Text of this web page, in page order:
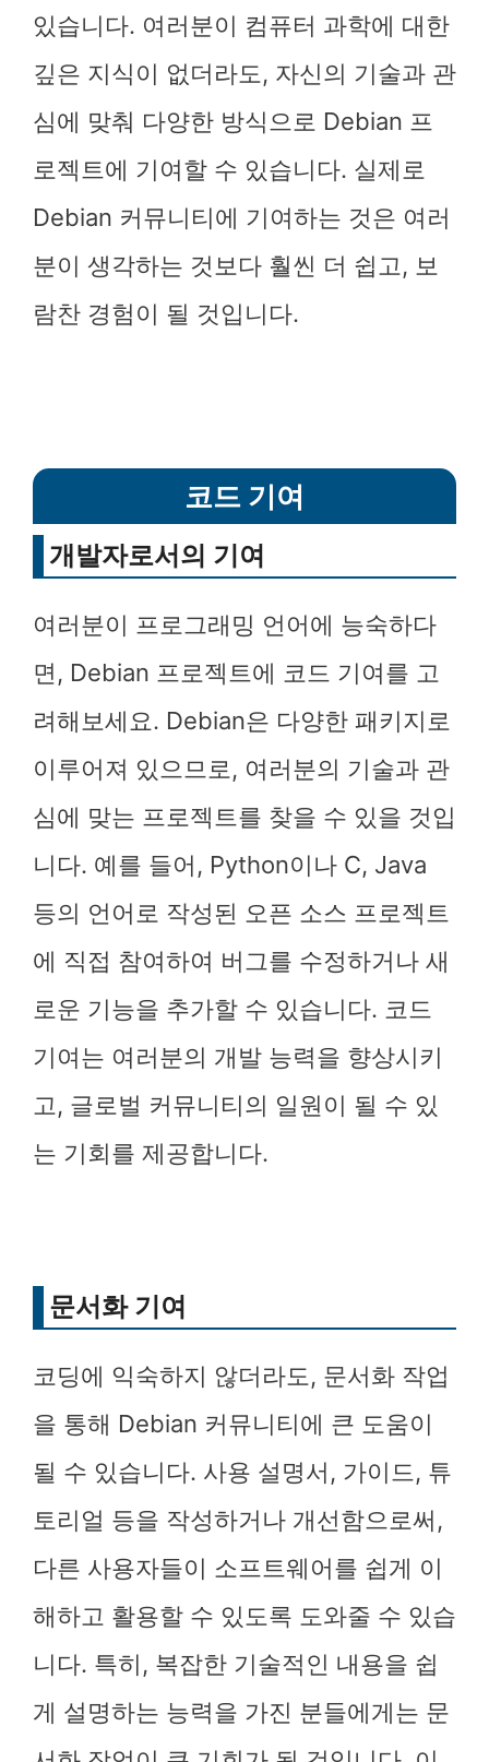
있습니다. 여러분이 컴퓨터 과학에 대한
깊은 지식이 없더라도, 자신의 기술과 관
심에 맞춰 다양한 방식으로 Debian 프
로젝트에 기여할 수 있습니다. 실제로
Debian 커뮤니티에 기여하는 것은 여러
분이 생각하는 것보다 훨씬 더 쉽고, 보
람찬 경험이 될 것입니다.
코드 기여
개발자로서의 기여
여러분이 프로그래밍 언어에 능숙하다
면, Debian 프로젝트에 코드 기여를 고
려해보세요. Debian은 다양한 패키지로
이루어져 있으므로, 여러분의 기술과 관
심에 맞는 프로젝트를 찾을 수 있을 것입
니다. 예를 들어, Python이나 C, Java
등의 언어로 작성된 오픈 소스 프로젝트
에 직접 참여하여 버그를 수정하거나 새
로운 기능을 추가할 수 있습니다. 코드
기여는 여러분의 개발 능력을 향상시키
고, 글로벌 커뮤니티의 일원이 될 수 있
는 기회를 제공합니다.
문서화 기여
코딩에 익숙하지 않더라도, 문서화 작업
을 통해 Debian 커뮤니티에 큰 도움이
될 수 있습니다. 사용 설명서, 가이드, 튜
토리얼 등을 작성하거나 개선함으로써,
다른 사용자들이 소프트웨어를 쉽게 이
해하고 활용할 수 있도록 도와줄 수 있습
니다. 특히, 복잡한 기술적인 내용을 쉽
게 설명하는 능력을 가진 분들에게는 문